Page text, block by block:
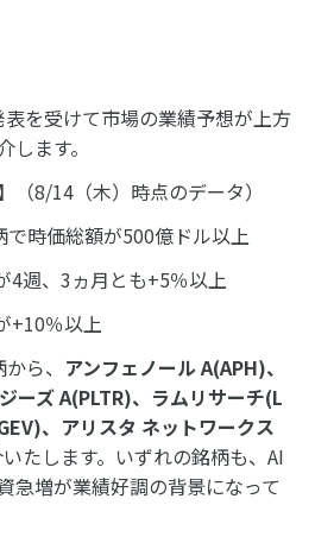
を受けて市場の業績予想が上方
ます。
（8/14（木）時点のデータ）
で時価総額が500億ドル以上
4週、3ヵ月とも+5％以上
+10％以上
ら、 アンフェノール A(APH)、
ーズA(PLTR)、ラムリサーチ(L
、アリスタ ネットワークス
たします。いずれの銘柄も、AI
急増が業績好調の背景になって